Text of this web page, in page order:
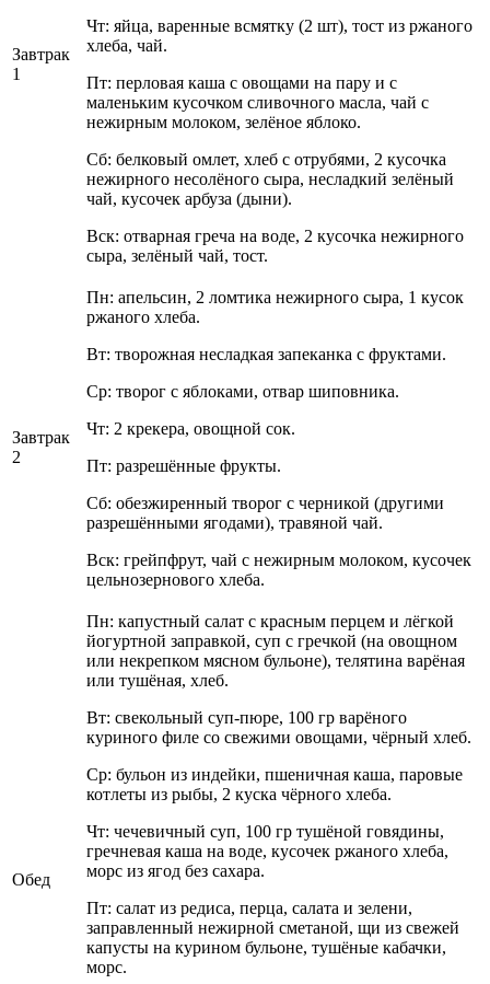
Завтрак
1
Чт: яйца, варенные всмятку (2 шт), тост из ржаного
хлеба, чай.
Пт: перловая каша с овощами на пару и с
маленьким кусочком сливочного масла, чай с
нежирным молоком, зелёное яблоко.
Сб: белковый омлет, хлеб с отрубями, 2 кусочка
нежирного несолёного сыра, несладкий зелёный
чай, кусочек арбуза (дыни).
Вск: отварная греча на воде, 2 кусочка нежирного
сыра, зелёный чай, тост.
Завтрак
2
Пн: апельсин, 2 ломтика нежирного сыра, 1 кусок
ржаного хлеба.
Вт: творожная несладкая запеканка с фруктами.
Ср: творог с яблоками, отвар шиповника.
Чт: 2 крекера, овощной сок.
Пт: разрешённые фрукты.
Сб: обезжиренный творог с черникой (другими
разрешёнными ягодами), травяной чай.
Вск: грейпфрут, чай с нежирным молоком, кусочек
цельнозернового хлеба.
Обед
Пн: капустный салат с красным перцем и лёгкой
йогуртной заправкой, суп с гречкой (на овощном
или некрепком мясном бульоне), телятина варёная
или тушёная, хлеб.
Вт: свекольный суп-пюре, 100 гр варёного
куриного филе со свежими овощами, чёрный хлеб.
Ср: бульон из индейки, пшеничная каша, паровые
котлеты из рыбы, 2 куска чёрного хлеба.
Чт: чечевичный суп, 100 гр тушёной говядины,
гречневая каша на воде, кусочек ржаного хлеба,
морс из ягод без сахара.
Пт: салат из редиса, перца, салата и зелени,
заправленный нежирной сметаной, щи из свежей
капусты на курином бульоне, тушёные кабачки,
морс.